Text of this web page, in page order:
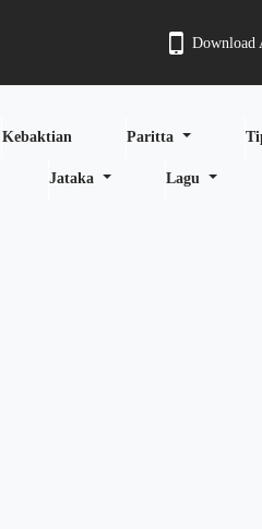
Download
Kebaktian Paritta
Jataka Lagu